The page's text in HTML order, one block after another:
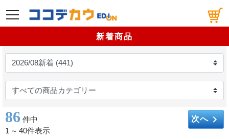
メニュー
新着商品
86 件中
1 ～ 40件表示
次へkeyboard_arrow_right